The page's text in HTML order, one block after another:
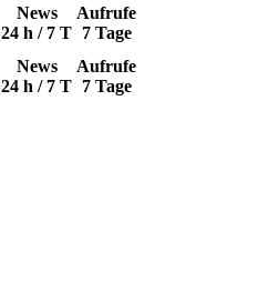
News
24 h / 7 T
Aufrufe
7 Tage
News
24 h / 7 T
Aufrufe
7 Tage